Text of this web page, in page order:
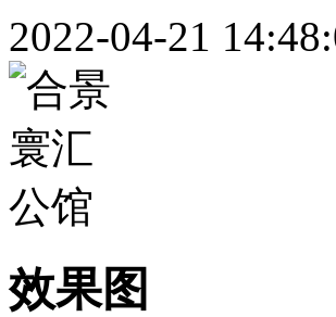
2022-04-21
效果图